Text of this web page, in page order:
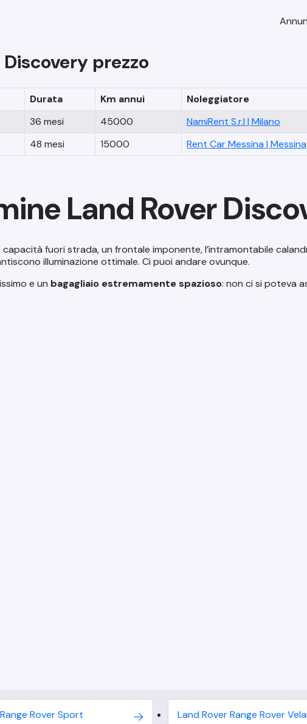
Discovery prezzo
Durata Km annui
Noleggiatore
36 mesi 45000 NamiRent S.r.l | Milano
48 mesi 15000 Rent Car Messina | Messina
Land Rover
fuori strada, un frontale imponente, l’intramontabile
illuminazione ottimale. Ci puoi andare ovunque.
e un bagagliaio estremamente spazioso: non ci si poteva
Range Rover Sport Land RoverRange Rover